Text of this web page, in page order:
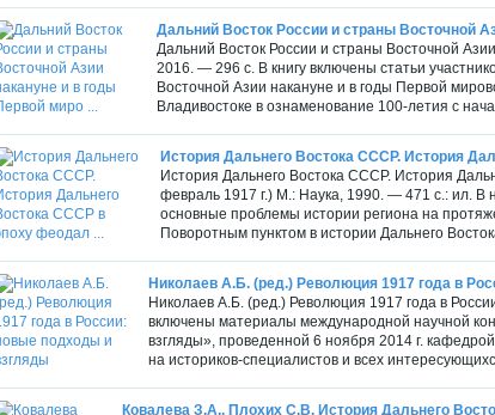
Дальний Восток России и страны Восточной
Дальний Восток России и страны Восточной
2016. — 296 с. В книгу включены статьи
Восточной Азии накануне и в годы Первой
Владивостоке в ознаменование 100-летия с
История Дальнего Востока СССР. История
История Дальнего Востока СССР. История
февраль 1917 г.) М.: Наука, 1990. — 471 с.: ил.
основные проблемы истории региона на
Поворотным пунктом в истории Дальнего
Николаев А.Б. (ред.) Революция 1917 года в
Николаев А.Б. (ред.) Революция 1917 года в
включены материалы международной научной
взгляды», проведенной 6 ноября 2014 г.
на историков-специалистов и всех
Ковалева З.А., Плохих С.В. История Дальнего